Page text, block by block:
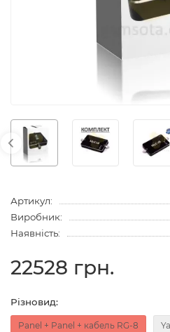
Артикул:
Виробник:
Наявність:
22528 грн.
Різновид:
Panel + Panel + кабель RG-8